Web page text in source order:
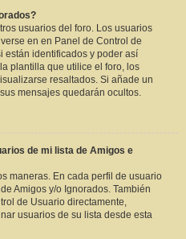
usuarios del foro. Los usuarios
en en Panel de Control de
están identificados y poder así
plantilla que utilice el foro, los
resaltados. Si añade un
mensajes quedarán ocultos.
de mi lista de Amigos e
maneras. En cada perfil de usuario
Amigos y/o Ignorados. También
de Usuario directamente,
usuarios de su lista desde esta